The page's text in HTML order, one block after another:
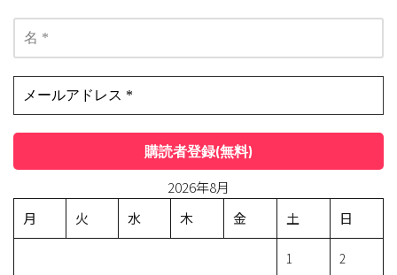
2026年8月
月
火 水 木 金 土 日
1 2